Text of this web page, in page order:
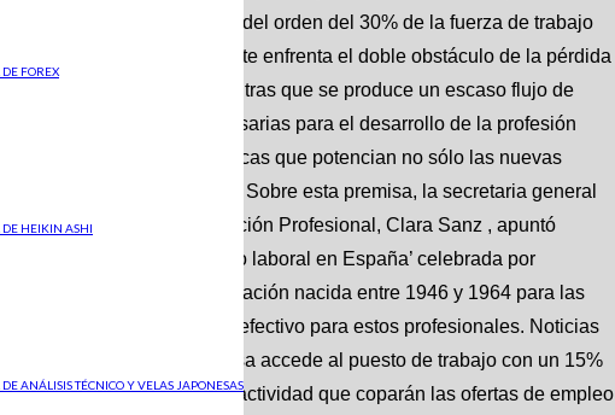
FOREX
HEIKIN ASHI
ANÁLISIS TÉCNICO Y VELAS JAPONESAS
el tejido productivo pierda del orden del 30% de la fuerza de trabajo
del empleo vacante enfrenta el doble obstáculo de la pérdida
más longevos mientras que se produce un escaso flujo de
de las cualidades necesarias para el desarrollo de la profesión
las habilidades tecnológicas que potencian no sólo las nuevas
sino las más tradicionales. Sobre esta premisa, la secretaria general
de Educación y Formación Profesional, Clara Sanz , apuntó
‘La transición del mercado laboral en España’ celebrada por
de la cohorte de población nacida entre 1946 y 1964 para las
encontrar un reemplazo efectivo para estos profesionales. Noticias
que se forma en la empresa accede al puesto de trabajo con un 15%
No Los nichos de actividad que coparán las ofertas de empleo